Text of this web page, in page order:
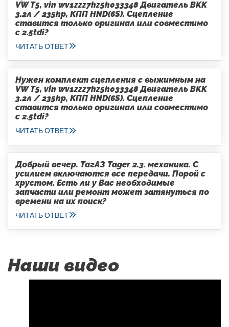
VW T5, vin wv1zzz7hz5h033348 Двигатель BKK
3.2л / 235hp, КПП HND(6S). Сцепление
ставится только оригинал или совместимо
с 2.5tdi?
ЧИТАТЬ ОТВЕТ
Нужен комплект сцепления с выжимным на
VW T5, vin wv1zzz7hz5h033348 Двигатель BKK
3.2л / 235hp, КПП HND(6S). Сцепление
ставится только оригинал или совместимо
с 2.5tdi?
ЧИТАТЬ ОТВЕТ
Добрый вечер. ТагАЗ Tager 2.3. механика. С
усилием включаются все передачи. Порой с
хрустом. Есть ли у Вас необходимые
запчасти или ремонт может затянуться по
времени на их поиск?
ЧИТАТЬ ОТВЕТ
Наши видео